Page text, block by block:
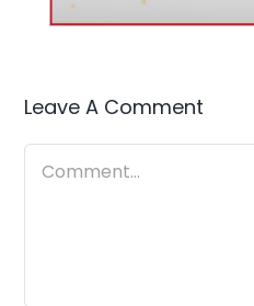
Leave A Comment
Comment